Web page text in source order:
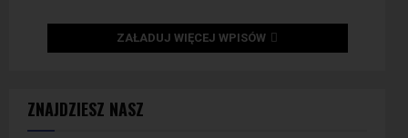
ZNAJDZIESZ NASZ
ZAŁADUJ WIĘCEJ WPISÓW